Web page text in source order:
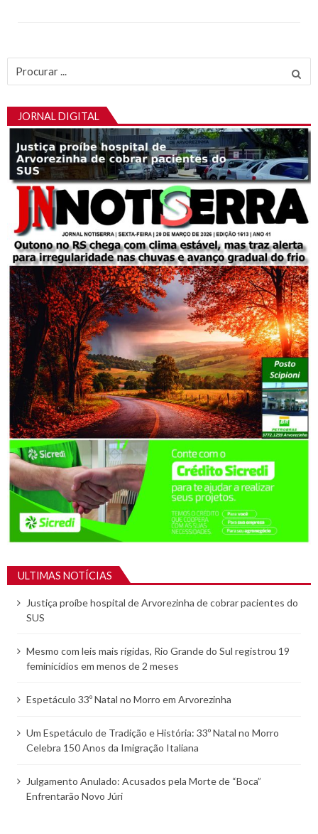
Procurar
JORNAL DIGITAL
ULTIMAS NOTÍCIAS
Justiça proíbe hospital de Arvorezinha de cobrar pacientes do
SUS
Mesmo com leis mais rígidas, Rio Grande do Sul registrou 19
feminicídios em menos de 2 meses
Espetáculo 33º Natal no Morro em Arvorezinha
Um Espetáculo de Tradição e História: 33º Natal no Morro
Celebra 150 Anos da Imigração Italiana
Julgamento Anulado: Acusados pela Morte de “Boca”
Enfrentarão Novo Júri